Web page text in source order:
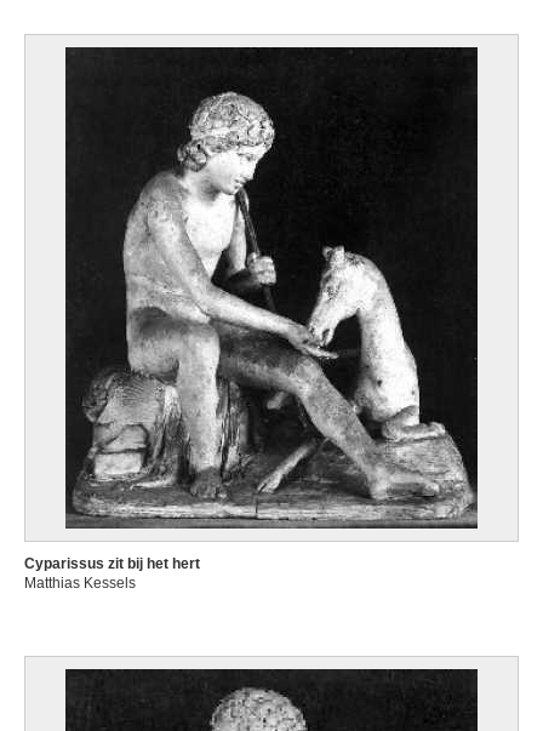
Cyparissus zit bij het hert
Matthias Kessels